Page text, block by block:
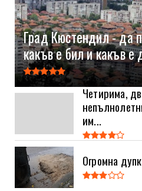
Град Кюстендил - да
какъв е бил и какъв е
Четирима,
им...
Огромна